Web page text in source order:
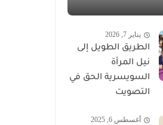
يناير 7, 2026
الطريق الطويل إلى
نيل المرأة
السويسرية الحق في
التصويت
أغسطس 6, 2025